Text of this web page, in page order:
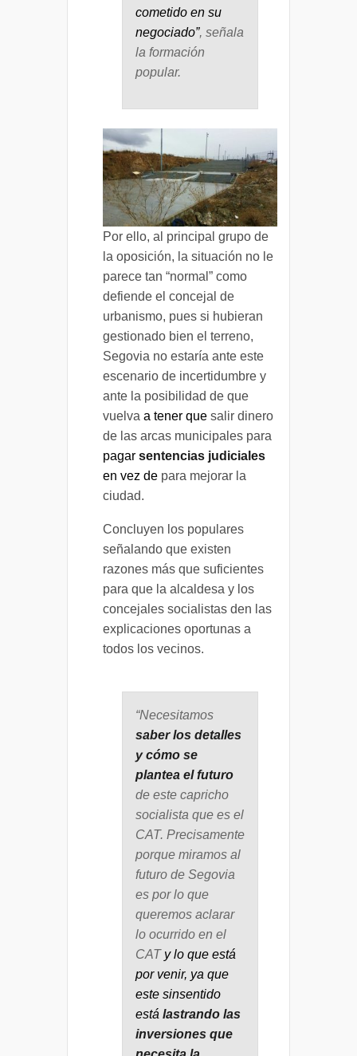
cometido en su
negociado”, señala
la formación
popular.
Por ello, al principal grupo de
la oposición, la situación no le
parece tan “normal” como
defiende el concejal de
urbanismo, pues si hubieran
gestionado bien el terreno,
Segovia no estaría ante este
escenario de incertidumbre y
ante la posibilidad de que
vuelva a tener que salir dinero
de las arcas municipales para
pagar sentencias judiciales
en vez de para mejorar la
ciudad.
Concluyen los populares
señalando que existen
razones más que suficientes
para que la alcaldesa y los
concejales socialistas den las
explicaciones oportunas a
todos los vecinos.
“Necesitamos
saber los detalles
y cómo se
plantea el futuro
de este capricho
socialista que es el
CAT. Precisamente
porque miramos al
futuro de Segovia
es por lo que
queremos aclarar
lo ocurrido en el
CAT y lo que está
por venir, ya que
este sinsentido
está lastrando las
inversiones que